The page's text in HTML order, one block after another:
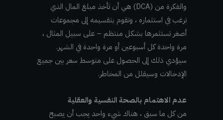
والفكرة من (DCA) هي أن تأخذ مبلغ المال الذي
ترغب في استثماره ، وتقوم بتقسيمه إلى مجموعات
أصغر تستثمرها بشكل منتظم – على سبيل المثال ،
مرة واحدة كل أسبوعين أو مرة واحدة في الشهر.
سيؤدي ذلك إلى الحصول على متوسط سعر بين جميع
الإدخالات وسيقلل من المخاطر.
عدم الاهتمام بالصحة النفسية والعقلية
من كل ما سبق ، هناك شيء واحد يجب أن يصبح